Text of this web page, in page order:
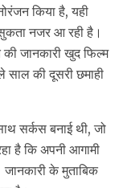
किया है, यही
नजर आ रही है।
जानकारी खुद फिल्म
साल की दूसरी छमाही
सर्कस बनाई थी, जो
है कि अपनी आगामी
के मुताबिक